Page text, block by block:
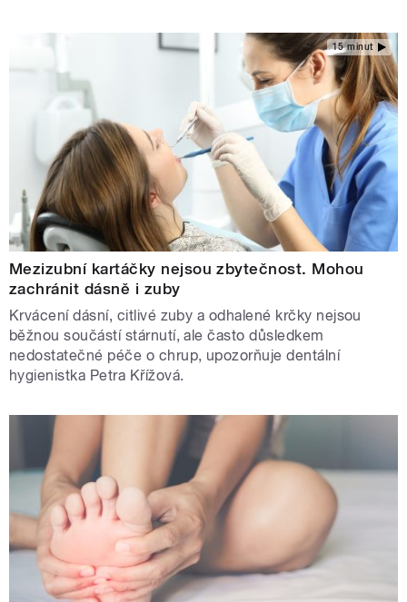
15 minut
Mezizubní kartáčky nejsou zbytečnost. Mohou
zachránit dásně i zuby
Krvácení dásní, citlivé zuby a odhalené krčky nejsou
běžnou součástí stárnutí, ale často důsledkem
nedostatečné péče o chrup, upozorňuje dentální
hygienistka Petra Křížová.